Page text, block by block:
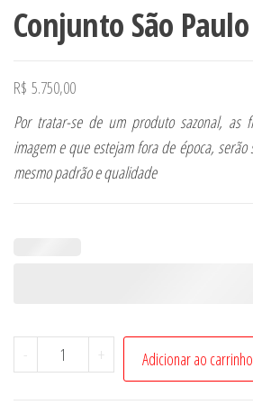
Conjunto São Paulo
R$ 5.750,00
Por tratar-se de um produto sazonal, as
imagem e que estejam fora de época,
mesmo padrão e qualidade
-
Conjunto
São
+ Adicionar ao carrinho